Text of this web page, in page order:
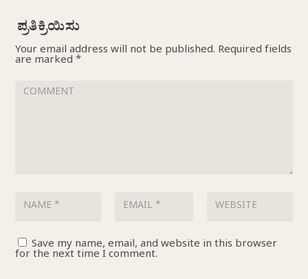
Your email address will not be published. Required fields
are marked *
Save my name, email, and website in this browser
for the next time I comment.